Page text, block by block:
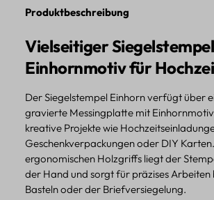
Produktbeschreibung
Vielseitiger
Einhornmotiv für
Der Siegelstempel Einhorn verfügt über
gravierte Messingplatte mit
kreative Projekte wie
Geschenkverpackungen oder DIY
ergonomischen Holzgriffs liegt der
der Hand und sorgt für präzises Arbeiten
Basteln oder der Briefversiegelung.